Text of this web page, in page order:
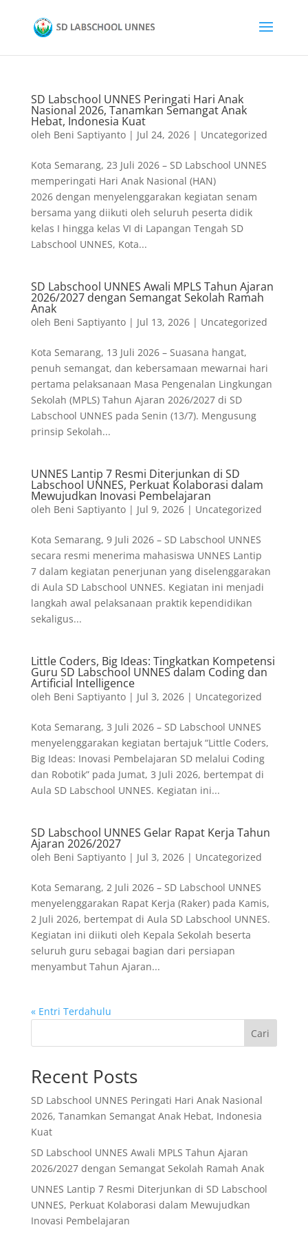
SD Labschool UNNES Peringati Hari Anak
Nasional 2026, Tanamkan Semangat Anak
Hebat, Indonesia Kuat
oleh Beni Saptiyanto| Jul 24, 2026| Uncategorized
Kota Semarang, 23 Juli 2026 – SD Labschool UNNES
memperingati Hari Anak Nasional (HAN)
2026 dengan menyelenggarakan kegiatan senam
bersama yang diikuti oleh seluruh peserta didik
kelas I hingga kelas VI di Lapangan Tengah SD
Labschool UNNES, Kota...
SD Labschool UNNES Awali MPLS Tahun Ajaran
2026/2027 dengan Semangat Sekolah Ramah
Anak
oleh Beni Saptiyanto| Jul 13, 2026| Uncategorized
Kota Semarang, 13 Juli 2026 – Suasana hangat,
penuh semangat, dan kebersamaan mewarnai hari
pertama pelaksanaan Masa Pengenalan Lingkungan
Sekolah (MPLS) Tahun Ajaran 2026/2027 di SD
Labschool UNNES pada Senin (13/7). Mengusung
prinsip Sekolah...
UNNES Lantip 7 Resmi Diterjunkan di SD
Labschool UNNES, Perkuat Kolaborasi dalam
Mewujudkan Inovasi Pembelajaran
oleh Beni Saptiyanto| Jul 9, 2026| Uncategorized
Kota Semarang, 9 Juli 2026 – SD Labschool UNNES
secara resmi menerima mahasiswa UNNES Lantip
7 dalam kegiatan penerjunan yang diselenggarakan
di Aula SD Labschool UNNES. Kegiatan ini menjadi
langkah awal pelaksanaan praktik kependidikan
sekaligus...
Little Coders, Big Ideas: Tingkatkan Kompetensi
Guru SD Labschool UNNES dalam Coding dan
Artificial Intelligence
oleh Beni Saptiyanto| Jul 3, 2026| Uncategorized
Kota Semarang, 3 Juli 2026 – SD Labschool UNNES
menyelenggarakan kegiatan bertajuk “Little Coders,
Big Ideas: Inovasi Pembelajaran SD melalui Coding
dan Robotik” pada Jumat, 3 Juli 2026, bertempat di
Aula SD Labschool UNNES. Kegiatan ini...
SD Labschool UNNES Gelar Rapat Kerja Tahun
Ajaran 2026/2027
oleh Beni Saptiyanto| Jul 3, 2026| Uncategorized
Kota Semarang, 2 Juli 2026 – SD Labschool UNNES
menyelenggarakan Rapat Kerja (Raker) pada Kamis,
2 Juli 2026, bertempat di Aula SD Labschool UNNES.
Kegiatan ini diikuti oleh Kepala Sekolah beserta
seluruh guru sebagai bagian dari persiapan
menyambut Tahun Ajaran...
« Entri Terdahulu
Cari
Recent Posts
SD Labschool UNNES Peringati Hari Anak Nasional
2026, Tanamkan Semangat Anak Hebat, Indonesia
Kuat
SD Labschool UNNES Awali MPLS Tahun Ajaran
2026/2027 dengan Semangat Sekolah Ramah Anak
UNNES Lantip 7 Resmi Diterjunkan di SD Labschool
UNNES, Perkuat Kolaborasi dalam Mewujudkan
Inovasi Pembelajaran